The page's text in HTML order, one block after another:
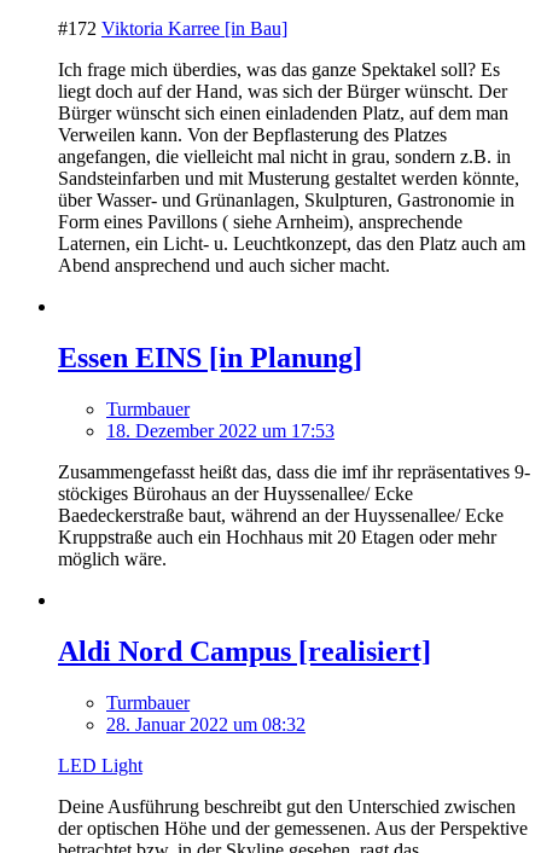
#172 Viktoria Karree [in Bau]
Ich frage mich überdies, was das ganze Spektakel soll? Es
liegt doch auf der Hand, was sich der Bürger wünscht. Der
Bürger wünscht sich einen einladenden Platz, auf dem man
Verweilen kann. Von der Bepflasterung des Platzes
angefangen, die vielleicht mal nicht in grau, sondern z.B. in
Sandsteinfarben und mit Musterung gestaltet werden könnte,
über Wasser- und Grünanlagen, Skulpturen, Gastronomie in
Form eines Pavillons ( siehe Arnheim), ansprechende
Laternen, ein Licht- u. Leuchtkonzept, das den Platz auch am
Abend ansprechend und auch sicher macht.
Essen EINS [in Planung]
Turmbauer
18. Dezember 2022 um 17:53
Zusammengefasst heißt das, dass die imf ihr repräsentatives 9-
stöckiges Bürohaus an der Huyssenallee/ Ecke
Baedeckerstraße baut, während an der Huyssenallee/ Ecke
Kruppstraße auch ein Hochhaus mit 20 Etagen oder mehr
möglich wäre.
Aldi Nord Campus [realisiert]
Turmbauer
28. Januar 2022 um 08:32
LED Light
Deine Ausführung beschreibt gut den Unterschied zwischen
der optischen Höhe und der gemessenen. Aus der Perspektive